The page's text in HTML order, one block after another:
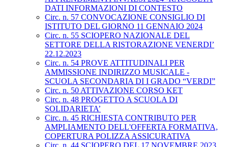
DATI INFORMAZIONI DI CONTESTO
Circ. n. 57 CONVOCAZIONE CONSIGLIO DI
ISTITUTO DEL GIORNO 11 GENNAIO 2024
Circ. n. 55 SCIOPERO NAZIONALE DEL
SETTORE DELLA RISTORAZIONE VENERDI’
22.12.2023
Circ. n. 54 PROVE ATTITUDINALI PER
AMMISSIONE INDIRIZZO MUSICALE -
SCUOLA SECONDARIA DI I GRADO “VERDI”
Circ. n. 50 ATTIVAZIONE CORSO KET
Circ. n. 48 PROGETTO A SCUOLA DI
SOLIDARIETA’
Circ. n. 45 RICHIESTA CONTRIBUTO PER
AMPLIAMENTO DELL'OFFERTA FORMATIVA,
COPERTURA POLIZZA ASSICURATIVA